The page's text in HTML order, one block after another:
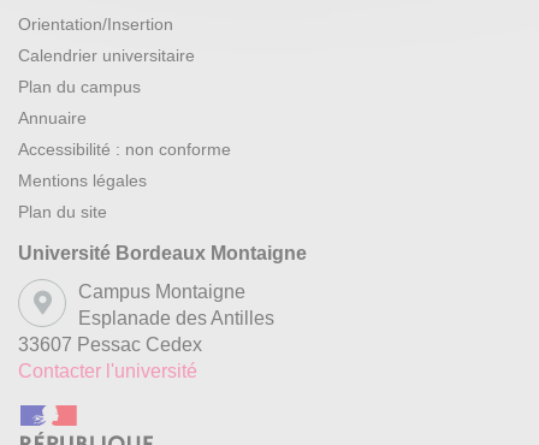
Orientation/Insertion
Calendrier universitaire
Plan du campus
Annuaire
Accessibilité : non conforme
Mentions légales
Plan du site
Université Bordeaux Montaigne
Campus Montaigne
Esplanade des Antilles
33607 Pessac Cedex
Contacter l'université